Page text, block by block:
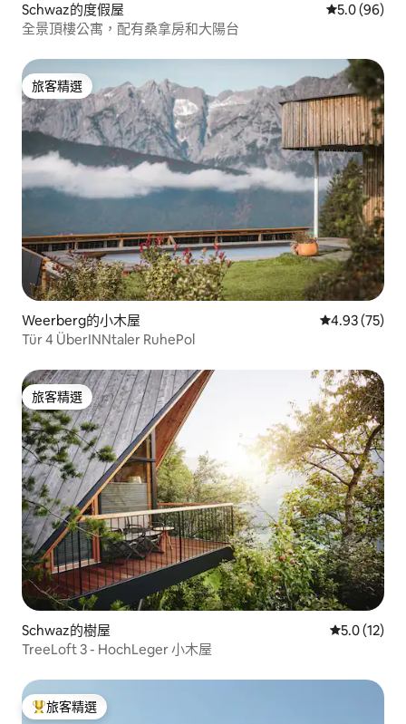
Schwaz的度假屋 從 96 則評
5.0 (96)
全景頂樓公寓，配有桑拿房和大陽台
旅客精選
旅客精選
Weerberg的小木屋 從 75 則評價
4.93 (75)
Tür 4 ÜberINNtaler RuhePol
旅客精選
旅客精選
Schwaz的樹屋 從 12 則評
5.0 (12)
TreeLoft 3 - HochLeger 小木屋
旅客精選榜首
旅客精選